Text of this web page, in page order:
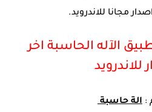
مجانا للاندرويد.
الآله الحاسبة اخر
للاندرويد
: الة حاسبة